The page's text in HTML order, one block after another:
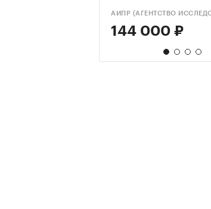
144 000 ₽